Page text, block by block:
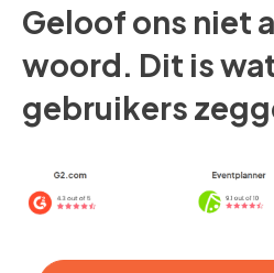
Geloof ons niet
woord. Dit is
gebruikers